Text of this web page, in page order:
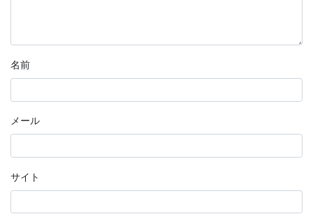
名前
メール
サイト